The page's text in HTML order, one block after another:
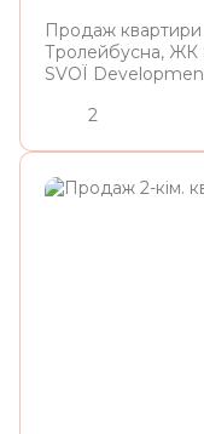
Продаж квартири
Тролейбусна, ЖК
SVOЇ
2